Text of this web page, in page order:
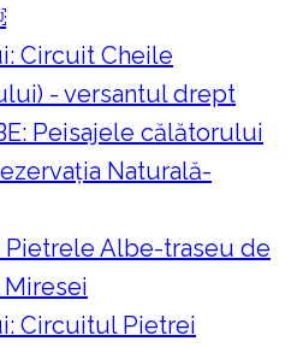
Circuit Cheile
- versantul drept
Peisajele călătorului
Naturală-
Pietrele Albe-traseu de
Miresei
Circuitul Pietrei